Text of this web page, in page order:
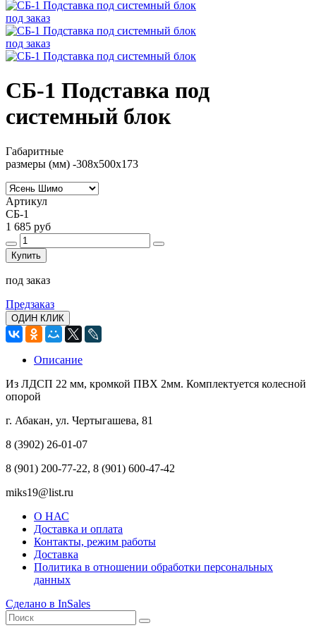
под заказ
под заказ
СБ-1 Подставка под
системный блок
Габаритные
размеры (мм) -308х500х173
Артикул
СБ-1
1 685 руб
Купить
под заказ
Предзаказ
ОДИН КЛИК
Описание
Из ЛДСП 22 мм, кромкой ПВХ 2мм. Комплектуется колесной
опорой
г. Абакан, ул. Чертыгашева, 81
8 (3902) 26-01-07
8 (901) 200-77-22, 8 (901) 600-47-42
miks19@list.ru
О НАС
Доставка и оплата
Контакты, режим работы
Доставка
Политика в отношении обработки персональных
данных
Сделано в InSales